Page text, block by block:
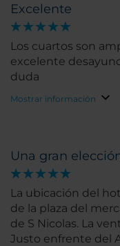
Excelente
Los cuartos son
excelente
duda
Mostrar información
Una gran
La ubicación del
de la plaza del
de S Nicolas. La
Justo enfrente del